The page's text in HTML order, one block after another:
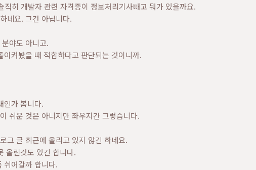
직히 개발자 관련 자격증이 정보처리기사빼고 뭐가 있을까요.
네요. 그건 아닙니다.
야도 아니고.
이켜봤을 때 적합하다고 판단되는 것이니까.
인가 봅니다.
쉬운 것은 아니지만 좌우지간 그렇습니다.
그 글 최근에 올리고 있지 않긴 하네요.
올린것도 있긴 합니다.
쉬어갈까 합니다.